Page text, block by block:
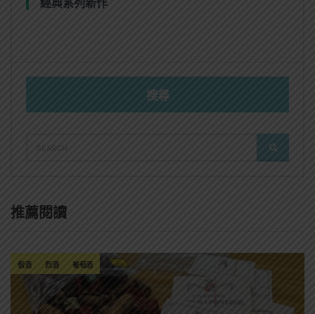
經典系列新作
搜尋
FOR:
SEARCH
推薦閱讀
假酒 烈酒 葡萄酒